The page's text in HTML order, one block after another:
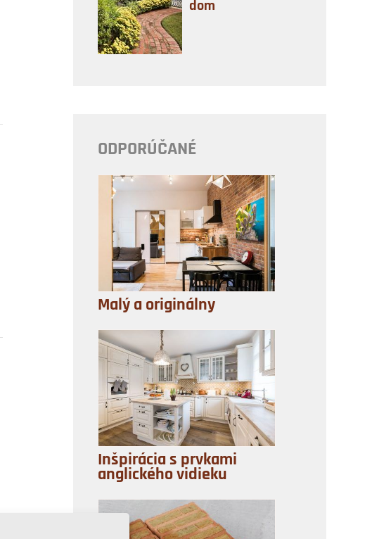
dom
ODPORÚČANÉ
Malý a originálny
Inšpirácia s prvkami
anglického vidieku